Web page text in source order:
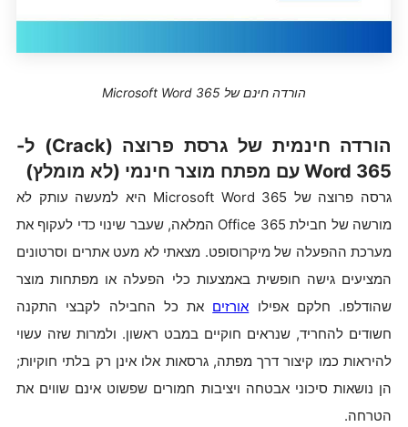
הורדה חינם של Microsoft Word 365
הורדה חינמית של גרסת פרוצה (Crack) ל-
Word 365 עם מפתח מוצר חינמי (לא מומלץ)
גרסה פרוצה של Microsoft Word 365 היא למעשה עותק לא
מורשה של חבילת Office 365 המלאה, שעבר שינוי כדי לעקוף את
מערכת ההפעלה של מיקרוסופט. מצאתי לא מעט אתרים וסרטונים
המציעים גישה חופשית באמצעות כלי הפעלה או מפתחות מוצר
שהודלפו. חלקם אפילו אורזים את כל החבילה לקבצי התקנה
חשודים להחריד, שנראים חוקיים במבט ראשון. ולמרות שזה עשוי
להיראות כמו קיצור דרך מפתה, גרסאות אלו אינן רק בלתי חוקיות;
הן נושאות סיכוני אבטחה ויציבות חמורים שפשוט אינם שווים את
הטרחה.